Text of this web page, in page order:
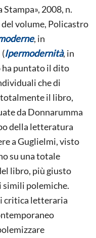
Stampa», 2008, n.
del volume, Policastro
, in
Ipermodernità, in
ha puntato il dito
che di
il libro,
da Donnarumma
della letteratura
a Guglielmi, visto
su una totale
libro, più giusto
polemiche.
critica letteraria